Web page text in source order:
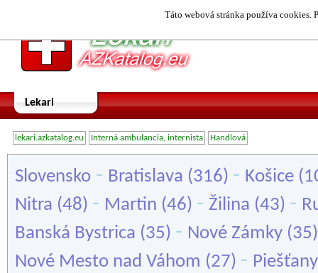
Táto webová stránka používa cookies.
Lekari
lekari.azkatalog.eu Interná ambulancia, internista Handlová
Slovensko - Bratislava (316) - Košice
Nitra (48) - Martin (46) - Žilina (43) -
Banská Bystrica (35) - Nové Zámky
Nové Mesto nad Váhom (27) - Piešťany